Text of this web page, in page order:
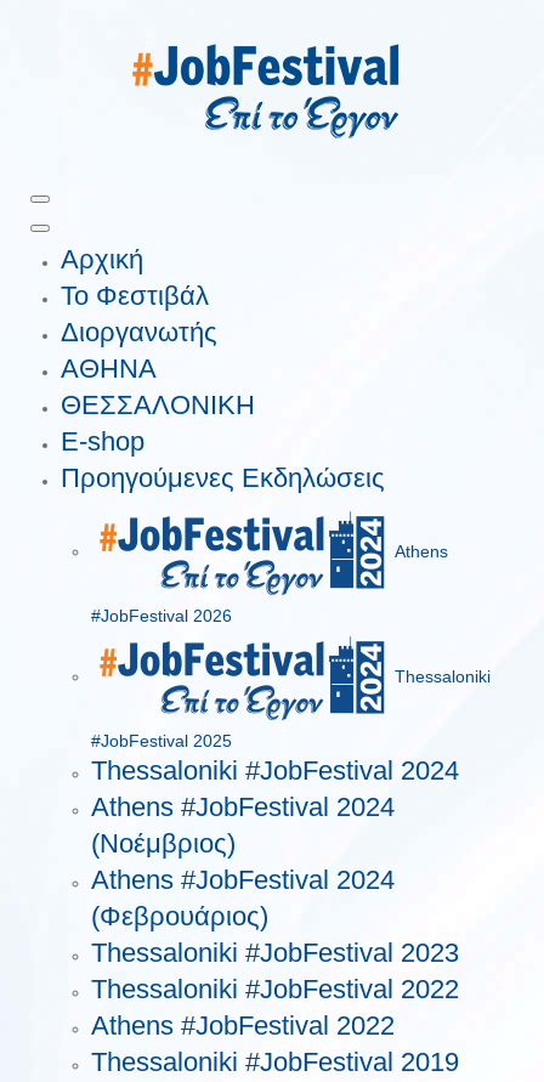
Αρχική
Το Φεστιβάλ
Διοργανωτής
ΑΘΗΝΑ
ΘΕΣΣΑΛΟΝΙΚΗ
E-shop
Προηγούμενες Εκδηλώσεις
Athens
#JobFestival 2026
Thessaloniki
#JobFestival 2025
Thessaloniki #JobFestival 2024
Athens #JobFestival 2024
(Νοέμβριος)
Athens #JobFestival 2024
(Φεβρουάριος)
Thessaloniki #JobFestival 2023
Thessaloniki #JobFestival 2022
Athens #JobFestival 2022
Thessaloniki #JobFestival 2019